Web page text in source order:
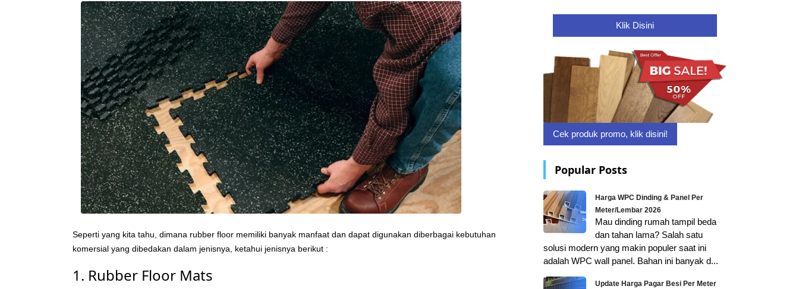
Seperti yang kita tahu, dimana rubber floor memiliki banyak manfaat dan dapat digunakan diberbagai kebutuhan
komersial yang dibedakan dalam jenisnya, ketahui jenisnya berikut :
1. Rubber Floor Mats
Klik Disini
Cek produk promo, klik disini!
Popular Posts
Harga WPC Dinding & Panel Per
Meter/Lembar 2026
Mau dinding rumah tampil beda
dan tahan lama? Salah satu
solusi modern yang makin populer saat ini
adalah WPC wall panel. Bahan ini banyak d...
Update Harga Pagar Besi Per Meter